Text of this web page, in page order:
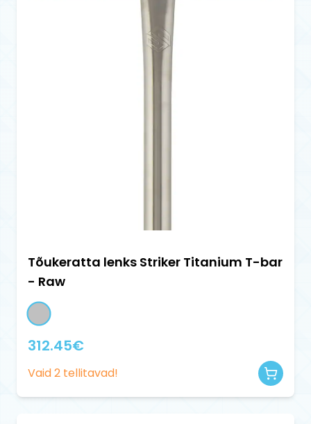
Tõukeratta lenks Striker Titanium T-bar
- Raw
312.45€
Vaid2 tellitavad!